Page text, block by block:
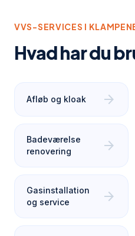
VVS-SERVICES I
Hvad har du
Afløb og kloak arrow_forward
Badeværelse
renovering
arrow_forward
Gasinstallation
og service
arrow_forward